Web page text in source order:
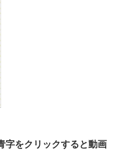
をクリックすると動画